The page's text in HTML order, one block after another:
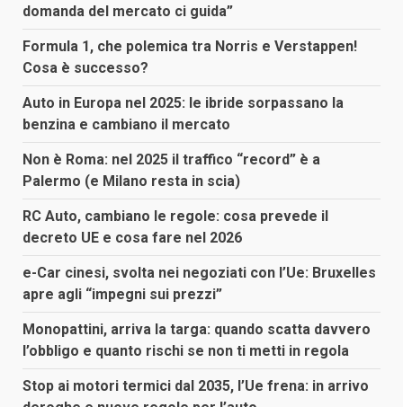
domanda del mercato ci guida”
Formula 1, che polemica tra Norris e Verstappen!
Cosa è successo?
Auto in Europa nel 2025: le ibride sorpassano la
benzina e cambiano il mercato
Non è Roma: nel 2025 il traffico “record” è a
Palermo (e Milano resta in scia)
RC Auto, cambiano le regole: cosa prevede il
decreto UE e cosa fare nel 2026
e-Car cinesi, svolta nei negoziati con l’Ue: Bruxelles
apre agli “impegni sui prezzi”
Monopattini, arriva la targa: quando scatta davvero
l’obbligo e quanto rischi se non ti metti in regola
Stop ai motori termici dal 2035, l’Ue frena: in arrivo